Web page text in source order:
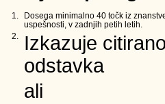
1.
Dosega minimalno 40 točk iz
uspešnosti, v zadnjih petih letih.
2.
Izkazuje
odstavka
ali